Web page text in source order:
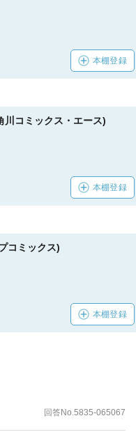
本棚登録
川コミックス・エース)
本棚登録
コミックス)
本棚登録
回答No.5835-065067